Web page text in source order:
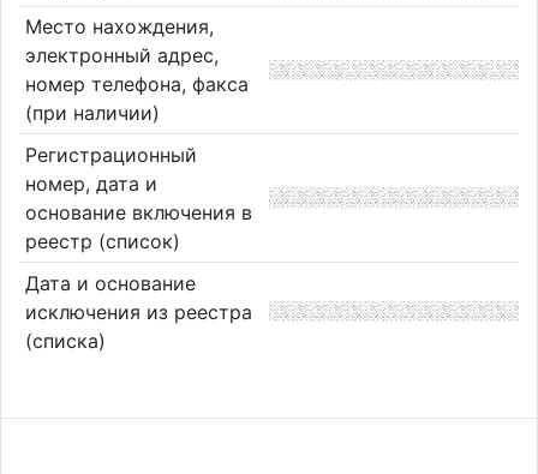
Место нахождения,
электронный адрес,
номер телефона, факса
(при наличии)
Регистрационный
номер, дата и
основание включения в
реестр (список)
Дата и основание
исключения из реестра
(списка)